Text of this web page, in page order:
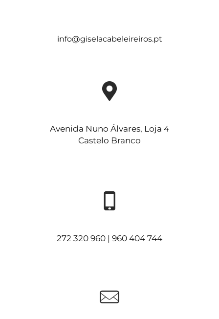
info@giselacabeleireiros.pt
Avenida Nuno Álvares, Loja 4
Castelo Branco
272 320 960 | 960 404 744